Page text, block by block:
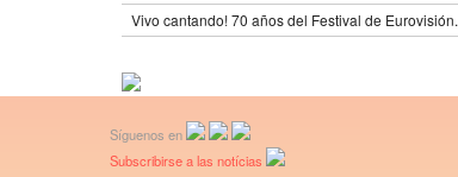
Vivo cantando! 70 años del Festival de Eurovisión.
Síguenos en
Subscribirse a las notícias